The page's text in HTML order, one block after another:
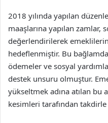
2018 yılında yapılan
maaşlarına yapılan zamlar,
değerlendirilerek emeklilerin
hedeflenmiştir. Bu
ödemeler ve sosyal
destek unsuru olmuştur.
yükseltmek adına atılan bu
kesimleri tarafından takdirle